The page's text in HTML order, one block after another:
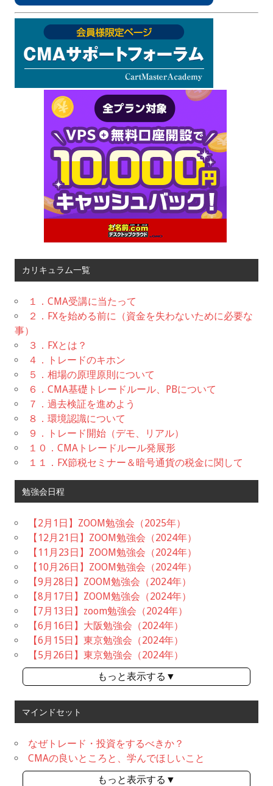
カリキュラム一覧
１．CMA受講に当たって
２．FXを始める前に（資金を失わないために必要な
事）
３．FXとは？
４．トレードのキホン
５．相場の原理原則について
６．CMA基礎トレードルール、PBについて
７．過去検証を進めよう
８．環境認識について
９．トレード開始（デモ、リアル）
１０．CMAトレードルール発展形
１１．FX節税セミナー＆暗号通貨の税金に関して
勉強会日程
【2月1日】ZOOM勉強会（2025年）
【12月21日】ZOOM勉強会（2024年）
【11月23日】ZOOM勉強会（2024年）
【10月26日】ZOOM勉強会（2024年）
【9月28日】ZOOM勉強会（2024年）
【8月17日】ZOOM勉強会（2024年）
【7月13日】zoom勉強会（2024年）
【6月16日】大阪勉強会（2024年）
【6月15日】東京勉強会（2024年）
【5月26日】東京勉強会（2024年）
もっと表示する▼
マインドセット
なぜトレード・投資をするべきか？
CMAの良いところと、学んでほしいこと
もっと表示する▼